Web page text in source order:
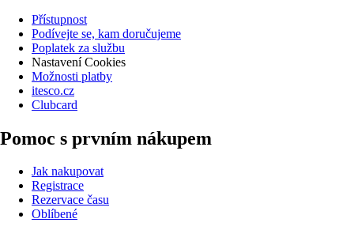
Přístupnost
Podívejte se, kam doručujeme
Poplatek za službu
Nastavení Cookies
Možnosti platby
itesco.cz
Clubcard
Pomoc s prvním nákupem
Jak nakupovat
Registrace
Rezervace času
Oblíbené